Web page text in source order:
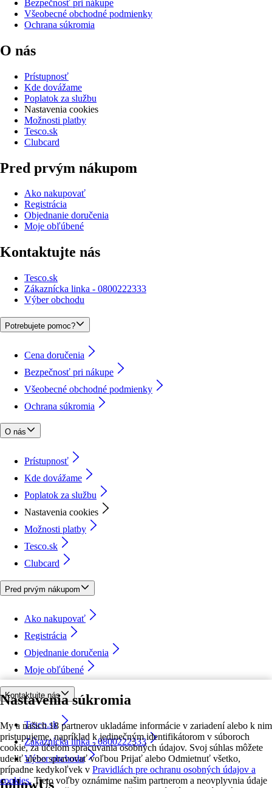
Nastavenia súkromia
My a našich 18 partnerov ukladáme informácie v zariadení alebo k nim
pristupujeme, napríklad k jedinečným identifikátorom v súboroch
cookie, za účelom spracúvania osobných údajov. Svoj súhlas môžete
udeliť alebo spravovať voľbou Prijať alebo Odmietnuť všetko,
prípadne kedykoľvek v Pravidlách pre ochranu osobných údajov a
cookies. Tieto voľby oznámime našim partnerom a neovplyvnia údaje
Bezpečnosť pri nákupe
Všeobecné obchodné podmienky
Ochrana súkromia
O nás
Prístupnosť
Kde dovážame
Poplatok za službu
Nastavenia cookies
Možnosti platby
Tesco.sk
Clubcard
Pred prvým nákupom
Ako nakupovať
Registrácia
Objednanie doručenia
Moje obľúbené
Kontaktujte nás
Tesco.sk
Zákaznícka linka - 0800222333
Výber obchodu
Potrebujete pomoc?
Cena doručenia
Bezpečnosť pri nákupe
Všeobecné obchodné podmienky
Ochrana súkromia
O nás
Prístupnosť
Kde dovážame
Poplatok za službu
Nastavenia cookies
Možnosti platby
Tesco.sk
Clubcard
Pred prvým nákupom
Ako nakupovať
Registrácia
Objednanie doručenia
Moje obľúbené
Kontaktujte nás
Tesco.sk
Zákaznícka linka - 0800222333
Výber obchodu
followUs